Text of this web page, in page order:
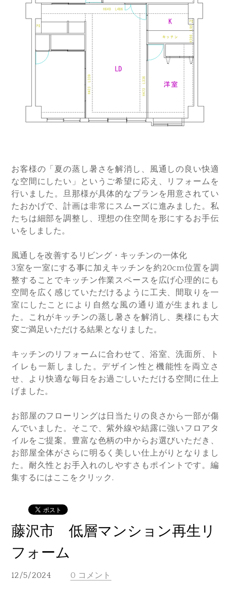
お客様の「夏の蒸し暑さを解消し、風通しの良い快適
な空間にしたい」というご希望に応え、リフォームを
行いました。旦那様が具体的なプランを用意されてい
たおかげで、計画は非常にスムーズに進みました。私
たちは細部を調整し、理想の住空間を形にするお手伝
いをしました。
風通しを改善するリビング・キッチンの一体化
3室を一室にする事に加えキッチンを約20cm位置を調
整することでキッチン作業スペースを広げ心理的にも
空間を広く感じていただけるように工夫、間取りを一
室にしたことにより自然な風の通り道が生まれまし
た。これがキッチンの蒸し暑さを解消し、奥様にも大
変ご満足いただける結果となりました。
キッチンのリフォームに合わせて、浴室、洗面所、ト
イレも一新しました。デザイン性と機能性を両立さ
せ、より快適な毎日をお過ごしいただける空間に仕上
げました。
お部屋のフローリングは日当たりの良さから一部が傷
んでいました。そこで、紫外線や結露に強いフロアタ
イルをご提案。豊富な色柄の中からお選びいただき、
お部屋全体がさらに明るく美しい仕上がりとなりまし
た。耐久性とお手入れのしやすさもポイントです。編
集するにはここをクリック.
藤沢市 低層マンション再生リ
フォーム
12/5/2024 0 コメント